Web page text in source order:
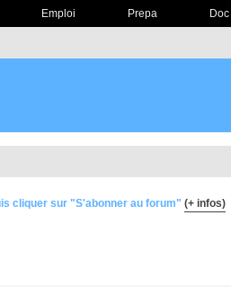
Emploi Prepa Doc
cliquer sur "S'abonner au forum" (+ infos)